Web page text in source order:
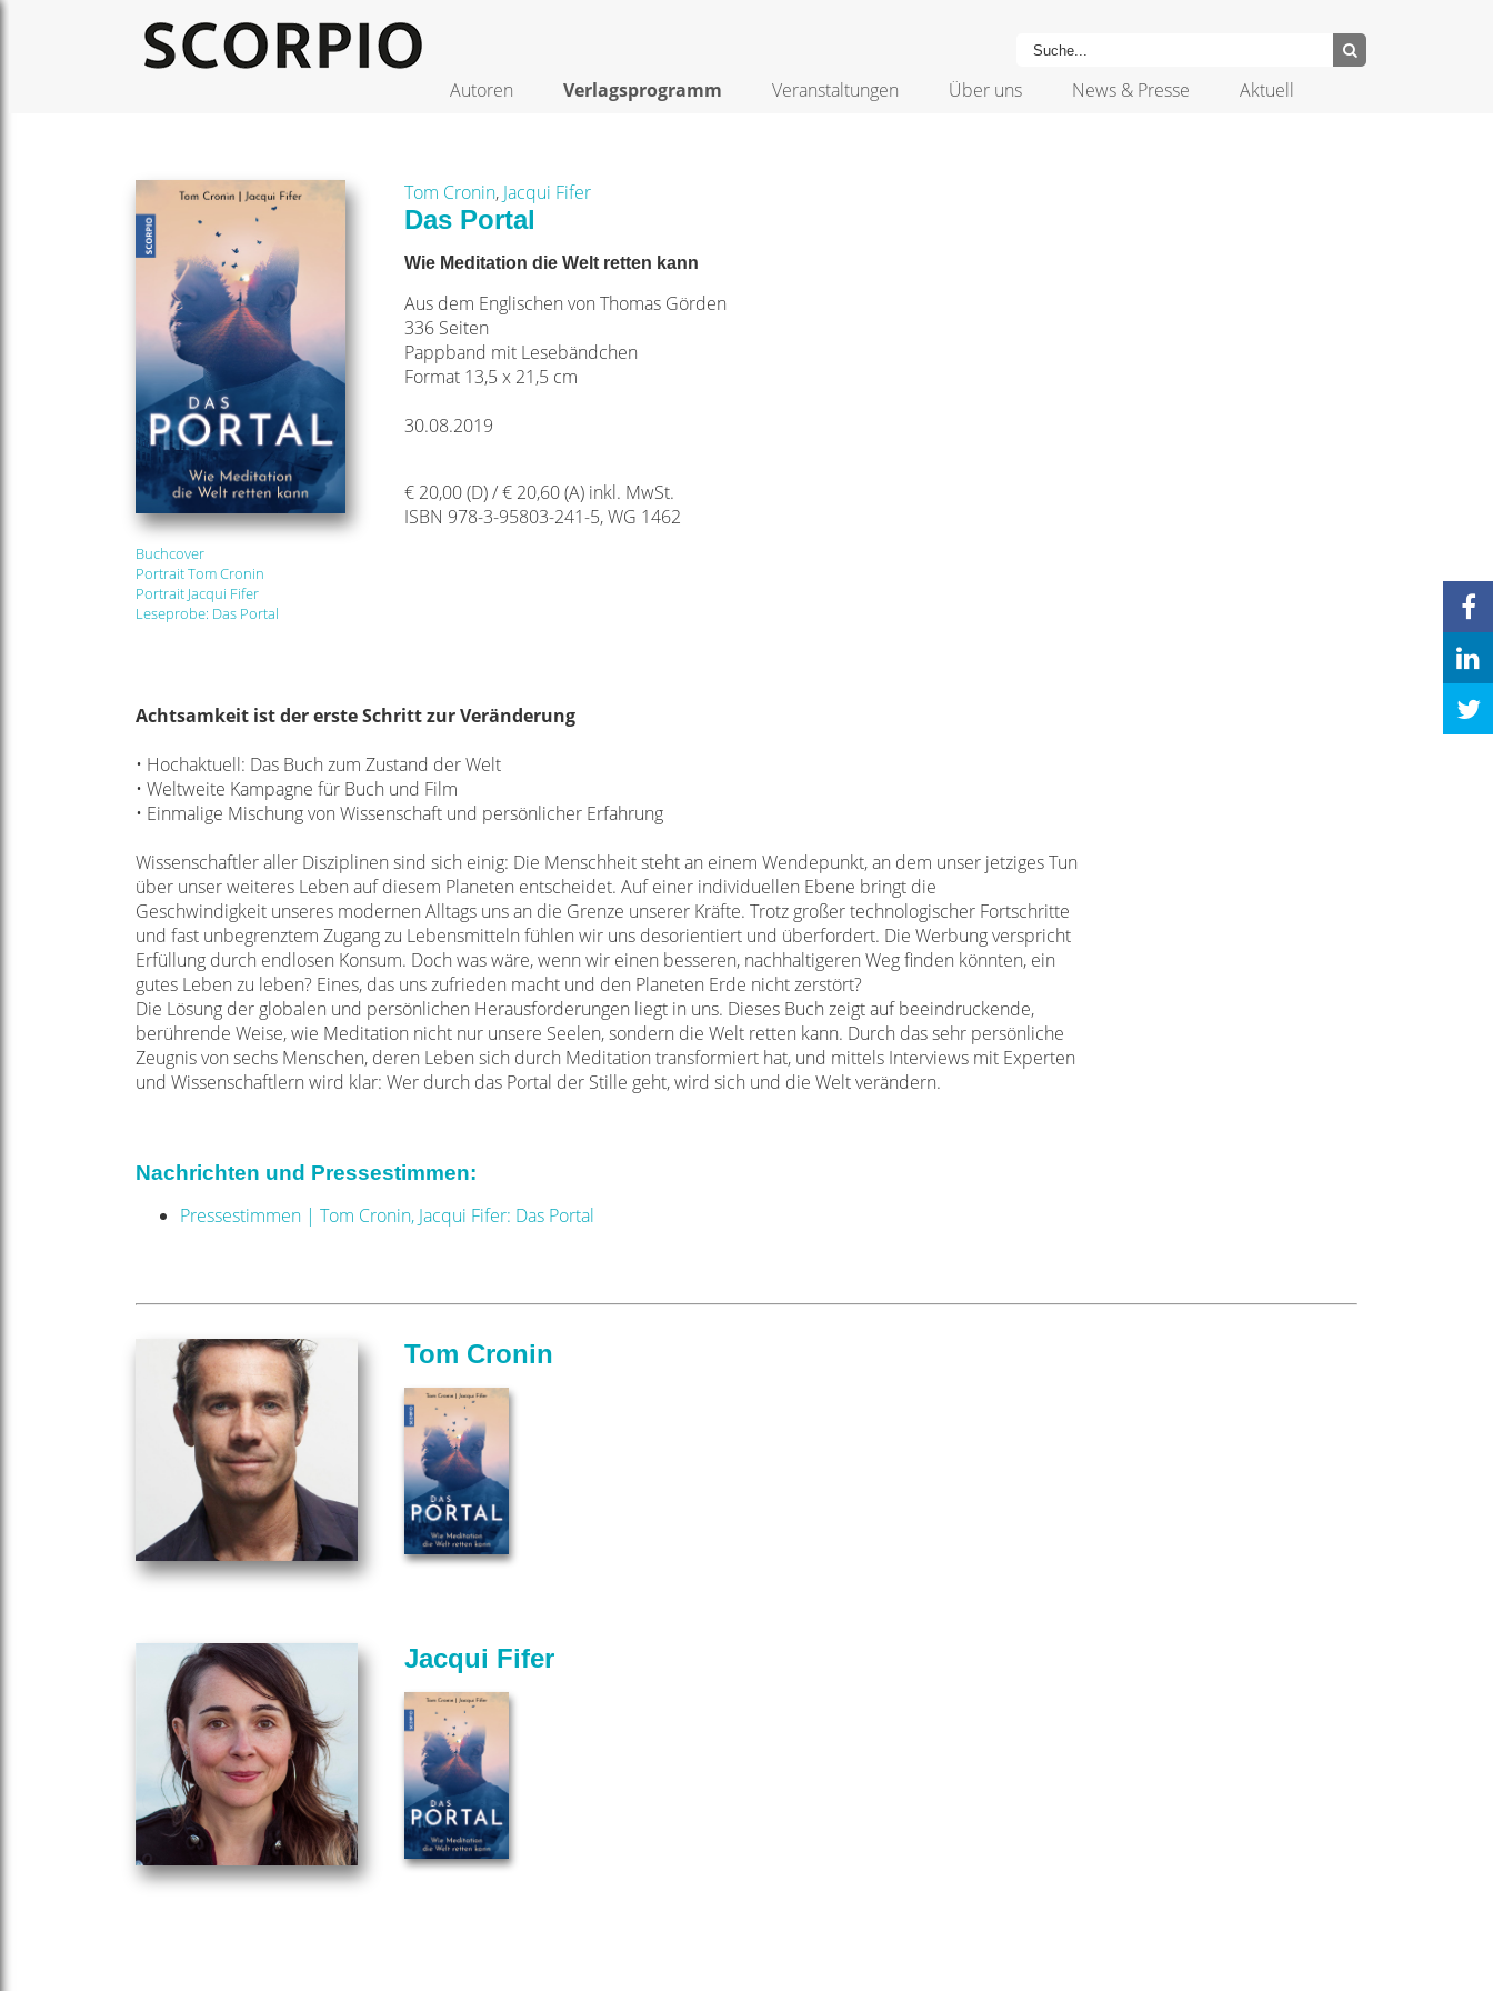
Autoren Verlagsprogramm Veranstaltungen Über uns News & Presse Aktuell
Buchcover
Portrait Tom Cronin
Portrait Jacqui Fifer
Leseprobe: Das Portal
Tom Cronin, Jacqui Fifer
Das Portal
Wie Meditation die Welt retten kann
Aus dem Englischen von Thomas Görden
336 Seiten
Pappband mit Lesebändchen
Format 13,5 x 21,5 cm
30.08.2019
€ 20,00 (D) / € 20,60 (A) inkl. MwSt.
ISBN 978-3-95803-241-5, WG 1462
Achtsamkeit ist der ersteSchritt zur Veränderung
• Hochaktuell: Das Buch zum Zustand der Welt
• Weltweite Kampagne für Buch und Film
• Einmalige Mischung von Wissenschaft und persönlicher Erfahrung
Wissenschaftler aller Disziplinen sind sich einig: Die Menschheit steht an einem Wendepunkt, an dem unser jetziges Tun
über unser weiteres Leben auf diesem Planeten entscheidet. Auf einer individuellen Ebene bringt die
Geschwindigkeit unseres modernen Alltags uns an die Grenze unserer Kräfte. Trotz großertechnologischer Fortschritte
und fast unbegrenztem Zugang zu Lebensmitteln fühlen wir uns desorientiert und überfordert. Die Werbung verspricht
Erfüllung durch endlosen Konsum. Doch was wäre, wenn wir einen besseren, nachhaltigeren Weg finden könnten, ein
gutes Leben zu leben? Eines, das uns zufrieden macht und den Planeten Erde nicht zerstört?
Die Lösung der globalen und persönlichen Herausforderungen liegt in uns. Dieses Buch zeigt auf beeindruckende,
berührende Weise, wie Meditation nicht nur unsere Seelen, sondern die Welt retten kann. Durch das sehr persönliche
Zeugnisvon sechs Menschen, deren Leben sich durch Meditation transformiert hat, und mittels Interviews mit Experten
und Wissenschaftlern wird klar: Wer durch das Portal der Stille geht, wird sich und die Welt verändern.
Nachrichten und Pressestimmen:
Pressestimmen | Tom Cronin, Jacqui Fifer: Das Portal
Tom Cronin
Jacqui Fifer